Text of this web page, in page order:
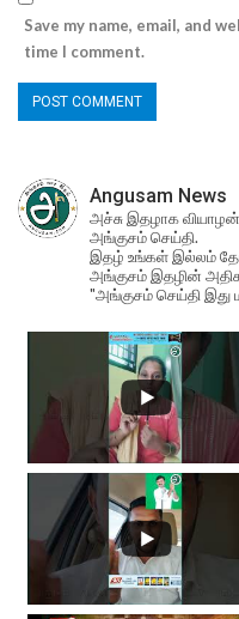
Save my name, email, and
time I comment.
Angusam News
அச்சு இதழாக
அங்குசம் செய்தி.
இதழ் உங்கள் இல்லம்
அங்குசம் இதழின்
"அங்குசம் செய்தி